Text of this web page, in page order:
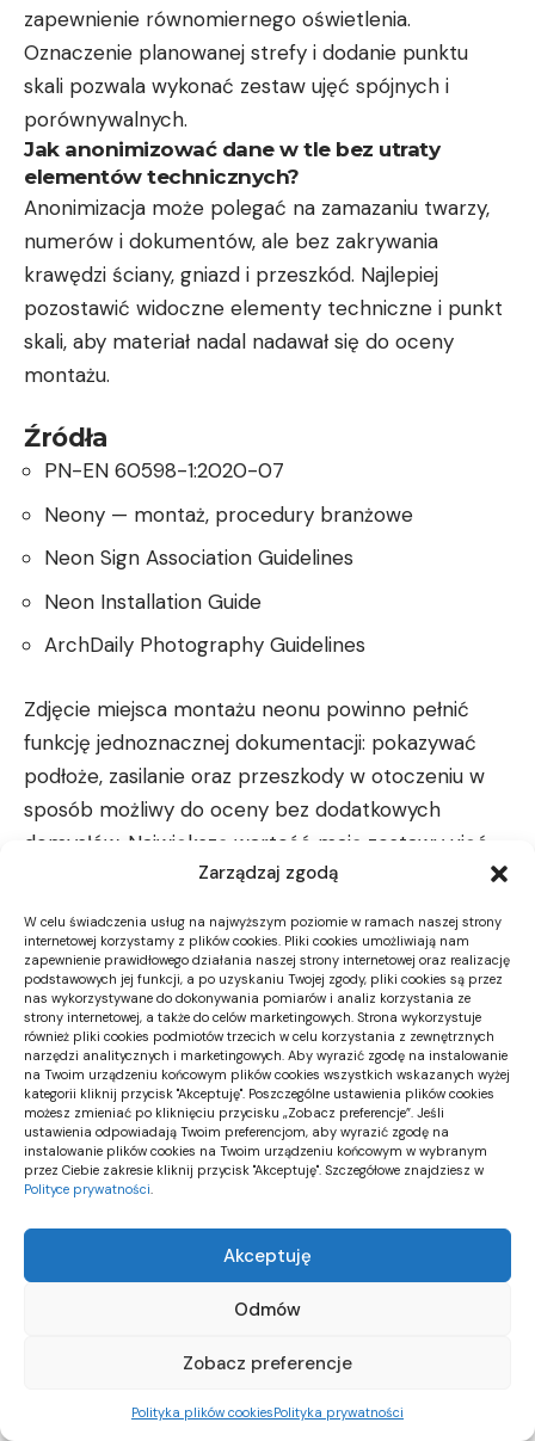
Zarządzaj zgodą
W celu świadczenia usług na najwyższym poziomie w ramach naszej strony
internetowej korzystamy z plików cookies. Pliki cookies umożliwiają nam
zapewnienie prawidłowego działania naszej strony internetowej oraz realizację
podstawowych jej funkcji, a po uzyskaniu Twojej zgody, pliki cookies są przez
nas wykorzystywane do dokonywania pomiarów i analiz korzystania ze
strony internetowej, a także do celów marketingowych. Strona wykorzystuje
również pliki cookies podmiotów trzecich w celu korzystania z zewnętrznych
narzędzi analitycznych i marketingowych. Aby wyrazić zgodę na instalowanie
na Twoim urządzeniu końcowym plików cookies wszystkich wskazanych wyżej
kategorii kliknij przycisk "Akceptuję". Poszczególne ustawienia plików cookies
możesz zmieniać po kliknięciu przycisku „Zobacz preferencje”. Jeśli
ustawienia odpowiadają Twoim preferencjom, aby wyrazić zgodę na
instalowanie plików cookies na Twoim urządzeniu końcowym w wybranym
przez Ciebie zakresie kliknij przycisk "Akceptuję". Szczegółowe znajdziesz w
Polityce prywatności.
Akceptuję
Odmów
Zobacz preferencje
Polityka plików cookiesPolityka prywatności
zapewnienie równomiernego oświetlenia.
Oznaczenie planowanej strefy i dodanie punktu
skali pozwala wykonać zestaw ujęć spójnych i
porównywalnych.
Jak anonimizować dane w tle bez utraty
elementów technicznych?
Anonimizacja może polegać na zamazaniu twarzy,
numerów i dokumentów, ale bez zakrywania
krawędzi ściany, gniazd i przeszkód. Najlepiej
pozostawić widoczne elementy techniczne i punkt
skali, aby materiał nadal nadawał się do oceny
montażu.
Źródła
PN-EN 60598-1:2020-07
Neony — montaż, procedury branżowe
Neon Sign Association Guidelines
Neon Installation Guide
ArchDaily Photography Guidelines
Zdjęcie miejsca montażu neonu powinno pełnić
funkcję jednoznacznej dokumentacji: pokazywać
podłoże, zasilanie oraz przeszkody w otoczeniu w
sposób możliwy do oceny bez dodatkowych
domysłów. Największą wartość mają zestawy ujęć
obejmujące plan ogólny i zbliżenia detali, wykonane
ostrość i ograniczenie zniekształceń decydują o
tym, czy detale podłoża i gniazd będą czytelne.
Krótka weryfikacja kompletności przed wysłaniem
pozwala ograniczyć opóźnienia wynikające z
braków materiału.
+Reklama+
Papier ozdobny do projektów plastycznych